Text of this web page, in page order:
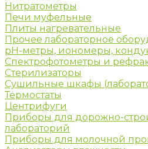
Нитратометры
Печи муфельные
Плиты нагревательные
Прочее лабораторное
рН-метры, иономеры,
Спектрофотометры и
Стерилизаторы
Сушильные шкафы
Термостаты
Центрифуги
Приборы для дорожно-
лабораторий
Приборы для молочной